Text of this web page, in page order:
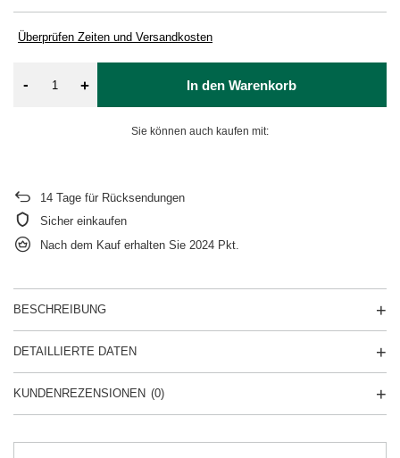
Überprüfen Zeiten und Versandkosten
- + In den Warenkorb
Sie können auch kaufen mit:
14 Tage für Rücksendungen
Sicher einkaufen
Nach dem Kauf erhalten Sie 2024 Pkt.
BESCHREIBUNG
DETAILLIERTE DATEN
KUNDENREZENSIONEN (0)